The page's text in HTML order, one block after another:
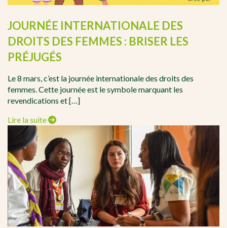
JOURNÉE INTERNATIONALE DES
DROITS DES FEMMES : BRISER LES
PRÉJUGÉS
Le 8 mars, c’est la journée internationale des droits des
femmes. Cette journée est le symbole marquant les
revendications et […]
Lire la suite